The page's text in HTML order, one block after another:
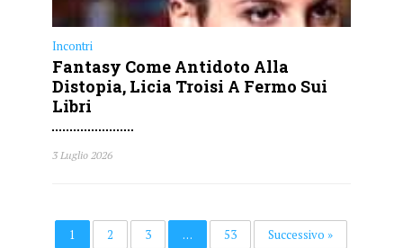
Incontri
Fantasy Come Antidoto Alla
Distopia, Licia Troisi A Fermo Sui
Libri
3 Luglio 2026
1 2 3 … 53 Successivo »